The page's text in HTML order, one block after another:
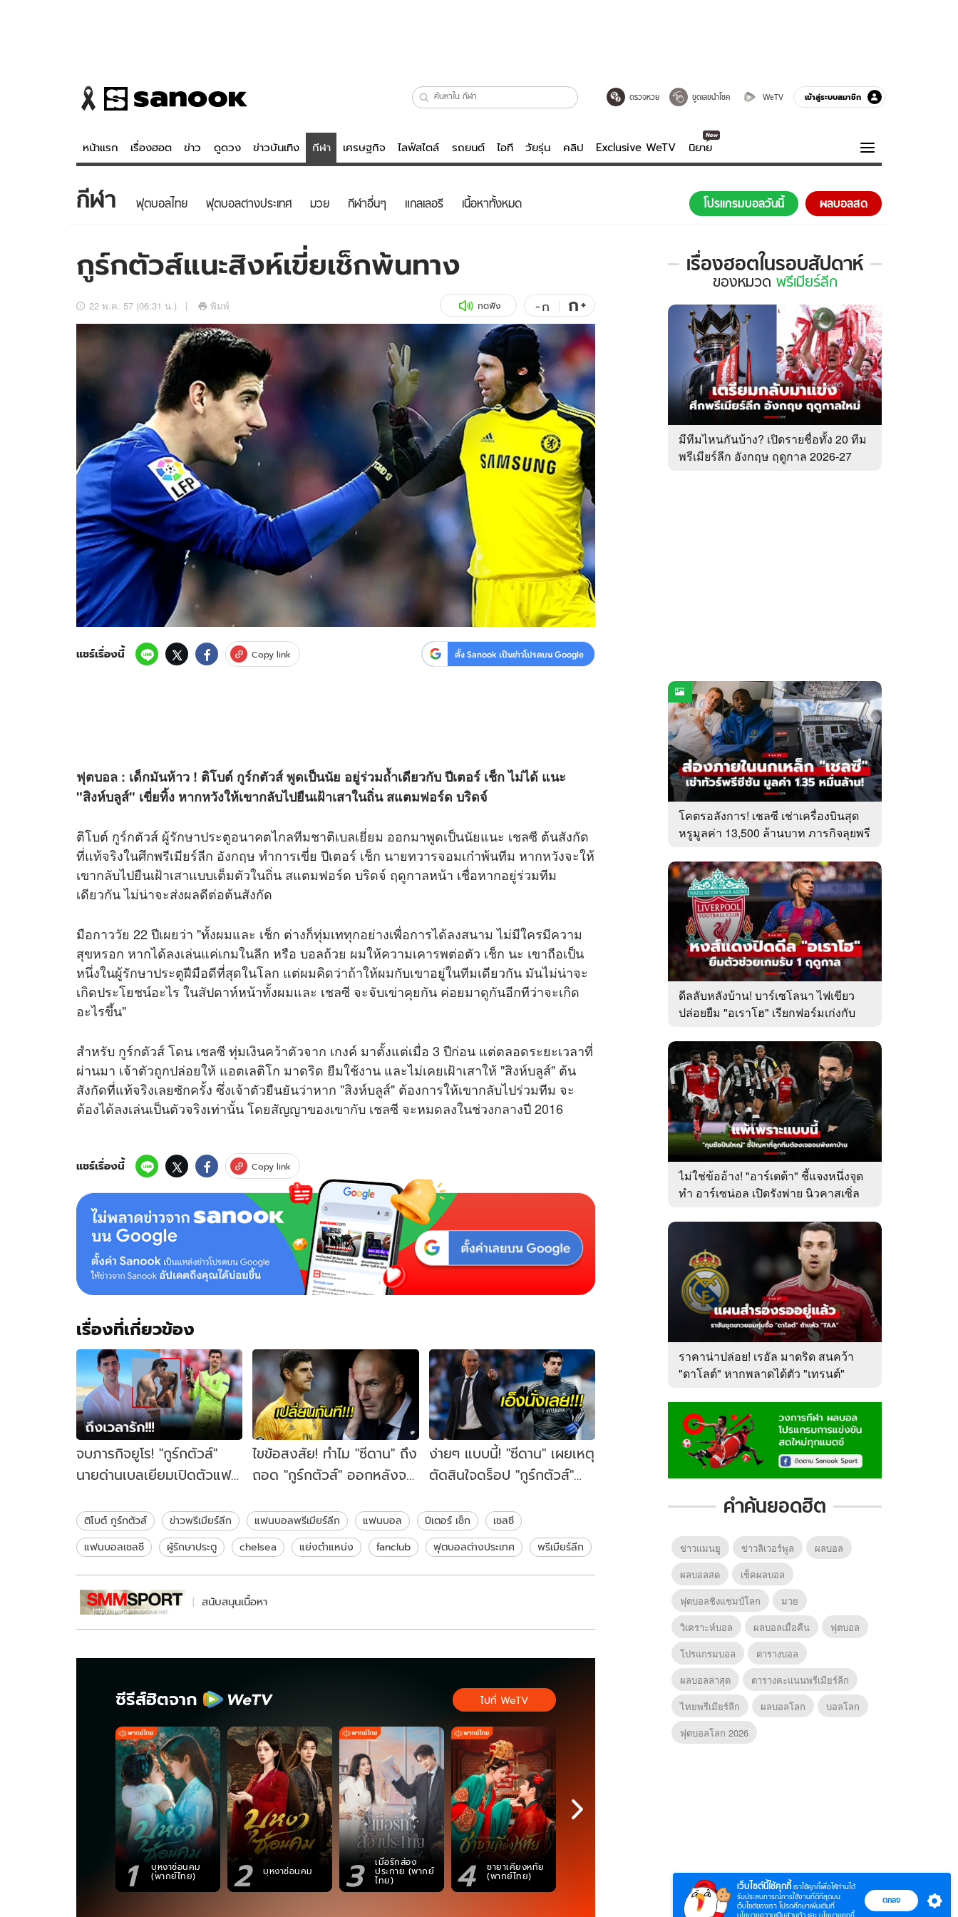
ตรวจหวย ขูดเลขนำโชค WeTV เข้าสู่ระบบสมาชิก
หน้าแรก เรื่องฮอต ข่าว ดูดวง ข่าวบันเทิง กีฬา เศรษฐกิจ ไลฟ์สไตล์ รถยนต์ ไอที วัยรุ่น คลิป Exclusive WeTV นิยาย
ข่าว
ข่าวบันเทิง
ดูดวง - ตรวจหวย
สถิติหวยไทย
ไลฟ์สไตล์
วัยรุ่น
รถยนต์
สุขภาพ
เที่ยว-กิน
Tasteful Thailand
Sanook Choice
คลิป
พอดแคสต์
ดูทีวี
WeTV
Exclusive WeTV
นิยาย
ความรู้รอบตัว
ฮาวทู
ดาวน์โหลดสนุกแอปฟรี ติดตามสนุกโซเชียลได้ที่
สงวนลิขสิทธิ์ ©2569บริษัท อิมเมจ ฟิวเจอร์ (ประเทศไทย) จำกัด
กีฬา ฟุตบอลไทย ฟุตบอลต่างประเทศ มวย กีฬาอื่นๆ แกลเลอรี เนื้อหาทั้งหมด โปรแกรมบอลวันนี้ ผลบอลสด
กูร์กตัวส์แนะสิงห์เขี่ยเช็กพ้นทาง
22 พ.ค. 57 (06:31 น.) พิมพ์ กดฟัง -ก ก+
แชร์เรื่องนี้ Copy link ตั้ง Sanook เป็นข่าวโปรดบน Google
ฟุตบอล : เด็กมันห้าว ! ติโบต์ กูร์กตัวส์ พูดเป็นนัย อยู่ร่วมถ้ำเดียวกับ ปีเตอร์ เช็ก ไม่ได้ แนะ
"สิงห์บลูส์" เขี่ยทิ้ง หากหวังให้เขากลับไปยืนเฝ้าเสาในถิ่น สแตมฟอร์ด บริดจ์
ติโบต์ กูร์กตัวส์ ผู้รักษาประตูอนาคตไกลทีมชาติเบลเยี่ยม ออกมาพูดเป็นนัยแนะ เชลซี ต้นสังกัด
ที่แท้จริงในศึกพรีเมียร์ลีก อังกฤษ ทำการเขี่ย ปีเตอร์ เช็ก นายทวารจอมเก๋าพ้นทีม หากหวังจะให้
เขากลับไปยืนเฝ้าเสาแบบเต็มตัวในถิ่น สแตมฟอร์ด บริดจ์ ฤดูกาลหน้า เชื่อหากอยู่ร่วมทีม
เดียวกัน ไม่น่าจะส่งผลดีต่อต้นสังกัด
มือกาววัย 22 ปีเผยว่า "ทั้งผมและ เช็ก ต่างก็ทุ่มเททุกอย่างเพื่อการได้ลงสนาม ไม่มีใครมีความ
สุขหรอก หากได้ลงเล่นแค่เกมในลีก หรือ บอลถ้วย ผมให้ความเคารพต่อตัว เช็ก นะ เขาถือเป็น
หนึ่งในผู้รักษาประตูฝีมือดีที่สุดในโลก แต่ผมคิดว่าถ้าให้ผมกับเขาอยู่ในทีมเดียวกัน มันไม่น่าจะ
เกิดประโยชน์อะไร ในสัปดาห์หน้าทั้งผมและ เชลซี จะจับเข่าคุยกัน ค่อยมาดูกันอีกทีว่าจะเกิด
อะไรขึ้น"
สำหรับ กูร์กตัวส์ โดน เชลซี ทุ่มเงินคว้าตัวจาก เกงค์ มาตั้งแต่เมื่อ 3 ปีก่อน แต่ตลอดระยะเวลาที่
ผ่านมา เจ้าตัวถูกปล่อยให้ แอตเลติโก มาดริด ยืมใช้งาน และไม่เคยเฝ้าเสาให้ "สิงห์บลูส์" ต้น
สังกัดที่แท้จริงเลยซักครั้ง ซึ่งเจ้าตัวยืนยันว่าหาก "สิงห์บลูส์" ต้องการให้เขากลับไปร่วมทีม จะ
ต้องได้ลงเล่นเป็นตัวจริงเท่านั้น โดยสัญญาของเขากับ เชลซี จะหมดลงในช่วงกลางปี 2016
แชร์เรื่องนี้ Copy link
เรื่องที่เกี่ยวข้อง
จบภารกิจยูโร! "กูร์กตัวส์"
นายด่านเบลเยียมเปิดตัวแฟน
ไขข้อสงสัย! ทำไม "ซีดาน" ถึง
ถอด "กูร์กตัวส์" ออกหลังจบ
ง่ายๆ แบบนี้! "ซีดาน" เผยเหตุ
ตัดสินใจดร็อป "กูร์กตัวส์"
ติโบต์ กูร์กตัวส์ ข่าวพรีเมียร์ลีก แฟนบอลพรีเมียร์ลีก แฟนบอล ปีเตอร์ เช็ก
เชลซี
แฟนบอลเชลซี
ผู้รักษาประตู chelsea แย่งตำแหน่ง fanclub ฟุตบอลต่างประเทศ พรีเมียร์ลีก
สนับสนุนเนื้อหา
ซีรีส์ฮิตจาก
1 บุหงาซ่อนคม
(พากย์ไทย) 2 บุหงาซ่อนคม 3 เมื่อรักส่อง
ประกาย (พากย์
ไทย) 4 ชายาเคียงหทัย
(พากย์ไทย) 5 6 ภูตถังซาน
(พากย์ไทย) 7 ภูตถังซาน 2
(พากย์ไทย) 8 พบเ
ไปที่ WeTV
เรื่องฮอตในรอบสัปดาห์
เรื่อง
ใน
รอบ
สัปดาห์
หมวด
พรีเมียร์
ลีก
ของหมวด พรีเมียร์ลีก
มีทีมไหนกันบ้าง? เปิดรายชื่อทั้ง 20 ทีม
พรีเมียร์ลีก อังกฤษ ฤดูกาล 2026-27
โคตรอลังการ! เชลซี เช่าเครื่องบินสุด
หรูมูลค่า 13,500 ล้านบาท ภารกิจลุยพรี
ดีลลับหลังบ้าน! บาร์เซโลนา ไฟเขียว
ปล่อยยืม "อเราโฮ" เรียกฟอร์มเก่งกับ
ไม่ใช่ข้ออ้าง! "อาร์เตต้า" ชี้แจงหนึ่งจุด
ทำ อาร์เซน่อล เปิดรังพ่าย นิวคาสเซิ่ล
ราคาน่าปล่อย! เรอัล มาดริด สนคว้า
"ดาโลต์" หากพลาดได้ตัว "เทรนต์"
คำค้นยอดฮิต
ข่าวแมนยู ข่าวลิเวอร์พูล
ผลบอล
ผลบอลสด
เช็คผลบอล
ฟุตบอลชิงแชมป์โลก
มวย
วิเคราะห์บอล
ผลบอลเมื่อคืน
ฟุตบอล
โปรแกรมบอล
ตารางบอล
ผลบอลล่าสุด
ตารางคะแนนพรีเมียร์ลีก
ไทยพรีเมียร์ลีก
ผลบอลโลก
บอลโลก
ฟุตบอลโลก 2026
เว็บไซต์นี้ใช้คุกกี้ เราใช้คุกกี้เพื่อให้ท่านได้
รับประสบการณ์การใช้งานที่ดีที่สุดบน
เว็บไซต์ของเรา โปรดศึกษาเพิ่มเติมที่
นโยบายความเป็นส่วนตัว และ นโยบายคุกกี้
ตกลง